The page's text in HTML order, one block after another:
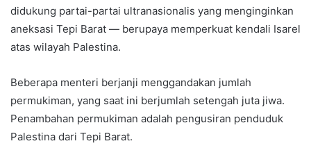
didukung partai-partai ultranasionalis yang menginginkan
aneksasi Tepi Barat — berupaya memperkuat kendali Isarel
atas wilayah Palestina.
Beberapa menteri berjanji menggandakan jumlah
permukiman, yang saat ini berjumlah setengah juta jiwa.
Penambahan permukiman adalah pengusiran penduduk
Palestina dari Tepi Barat.